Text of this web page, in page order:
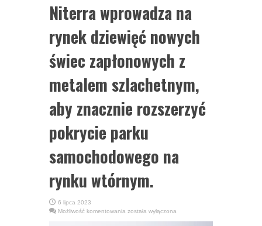
Niterra wprowadza na
rynek dziewięć nowych
świec zapłonowych z
metalem szlachetnym,
aby znacznie rozszerzyć
pokrycie parku
samochodowego na
rynku wtórnym.
6 lipca 2023
Możliwość komentowania Niterra
została wyłączona